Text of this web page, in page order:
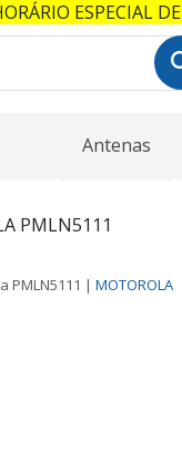
Antenas
PMLN5111
PMLN5111 | MOTOROLA
ESPECIAL DE